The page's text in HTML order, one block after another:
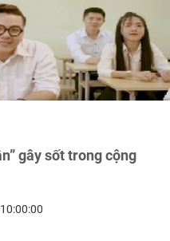
gây sốt trong cộng